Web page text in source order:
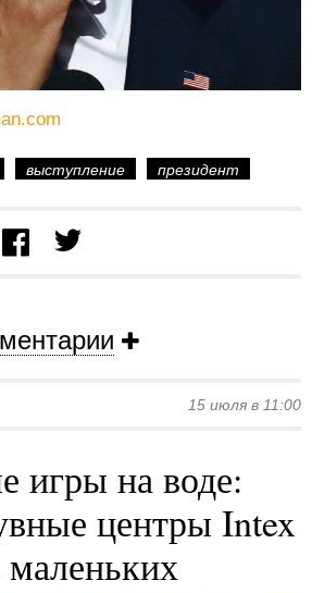
выступление президент
15 июля в 11:00
игры на воде:
центры Intex